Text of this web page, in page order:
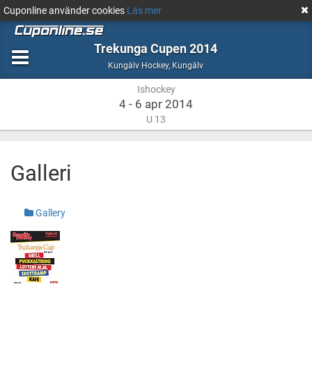
Cuponline använder cookies Läs mer
Trekunga Cupen 2014
Kungälv Hockey, Ishockey
KungälvKungälv
Ishockey
4 - 6 apr 2014
U 13
Galleri
Gallery